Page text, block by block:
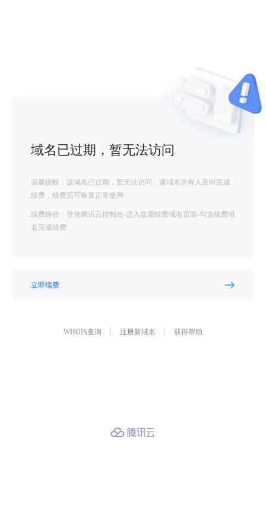
域名已过期，暂无法访问
温馨提醒：该域名已过期，暂无法访问，请域名所有人及时完成
续费，续费后可恢复正常使用
续费路径：登录腾讯云控制台-进入急需续费域名页面-勾选续费域
名完成续费
立即续费
WHOIS查询 注册新域名 获得帮助